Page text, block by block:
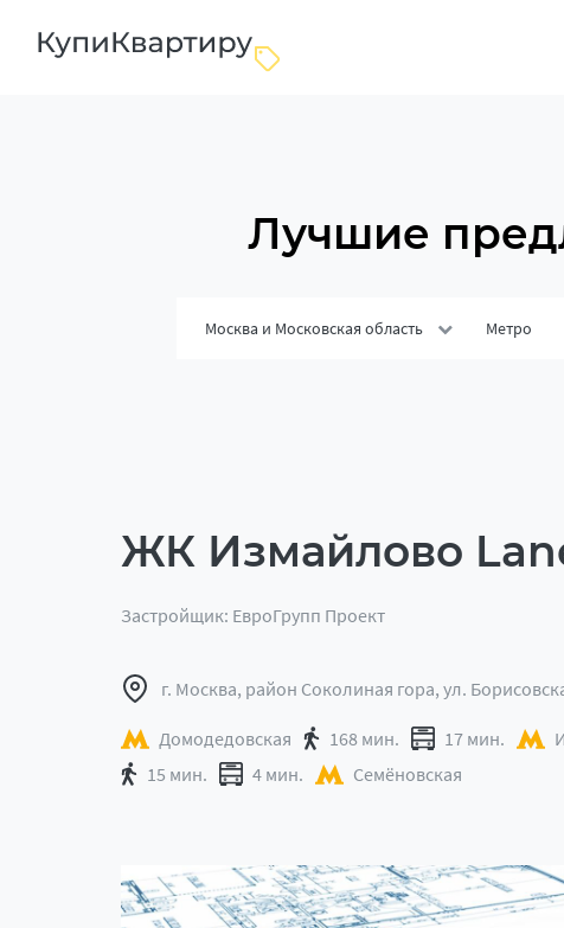
Лучшие
Москва и Московская область Метро
ЖК Измайлово
Застройщик: ЕвроГрупп Проект
г. Москва, район Соколиная гора, ул.
Домодедовская 168 мин. 17 мин.
15 мин.
4 мин. Семёновская